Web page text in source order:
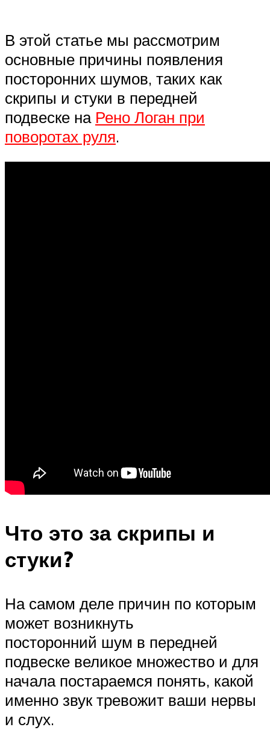
В этой статье мы рассмотрим
основные причины появления
посторонних шумов, таких как
скрипы и стуки в передней
подвеске на Рено Логан при
поворотах руля.
Что это за скрипы и
стуки?
На самом деле причин по которым
может возникнуть
посторонний шум в передней
подвеске великое множество и для
начала постараемся понять, какой
именно звук тревожит ваши нервы
и слух.